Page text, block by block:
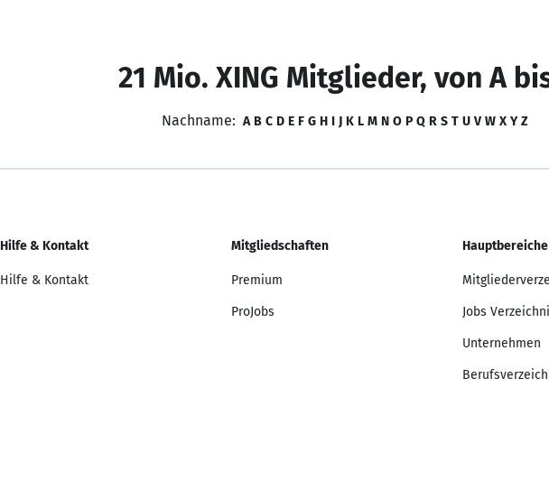
21 Mio. XING Mitglieder, von A
Nachname: A B C D E F G H I J K L M N O P Q R S T U V W X Y Z
Hilfe & Kontakt
Hilfe & Kontakt
Mitgliedschaften
Premium
ProJobs
Hauptbereiche
Jobs
Unternehmen